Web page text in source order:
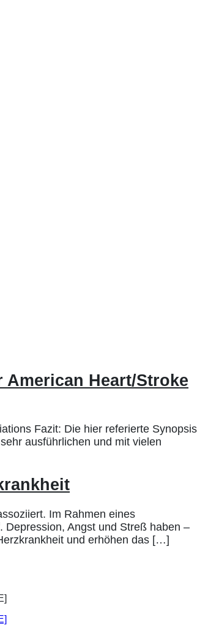
Heart/Stroke
Fazit: Die hier referierte Synopsis
ausführlichen und mit vielen
Im Rahmen eines
Angst und Streß haben –
und erhöhen das […]